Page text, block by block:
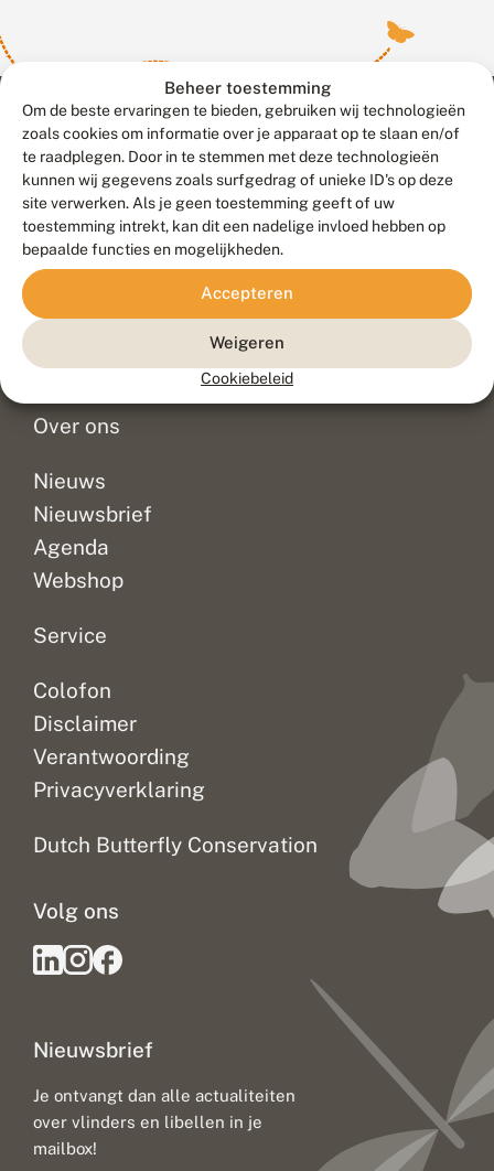
Beheer toestemming
Om de beste ervaringen te bieden, gebruiken wij technologieën
zoals cookies om informatie over je apparaat op te slaan en/of
te raadplegen. Door in te stemmen met deze technologieën
kunnen wij gegevens zoals surfgedrag of unieke ID's op deze
site verwerken. Als je geen toestemming geeft of uw
toestemming intrekt, kan dit een nadelige invloed hebben op
bepaalde functies en mogelijkheden.
Accepteren
Weigeren
Cookiebeleid
Contact
Veelgestelde vragen
Doneer
Over ons
Nieuws
Nieuwsbrief
Agenda
Webshop
Service
Colofon
Disclaimer
Verantwoording
Privacyverklaring
Dutch Butterfly Conservation
Nieuwsbrief
Je ontvangt dan alle actualiteiten
over vlinders en libellen in je
mailbox!
Volg ons
Meld waarnemingen© 2026 Vlinderstichting
Duurzaam ontwikkeld door
Go2People
, ontworpen door
Blue Field Agency
Privacy
Disclaimer
Sitemap